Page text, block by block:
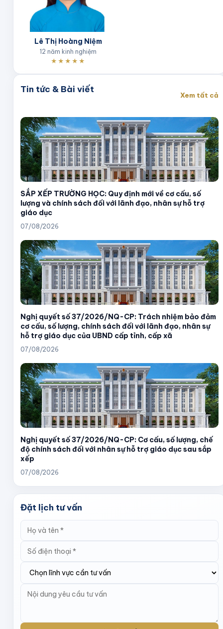
Lê Thị Hoàng Niệm
12 năm kinh nghiệm
★★★★★
Tin tức & Bài viết
Xem tất cả
SẮP XẾP TRƯỜNG HỌC: Quy định mới về cơ cấu, số
lượng và chính sách đối với lãnh đạo, nhân sự hỗ trợ
giáo dục
07/08/2026
Nghị quyết số 37/2026/NQ-CP: Trách nhiệm bảo đảm
cơ cấu, số lượng, chính sách đối với lãnh đạo, nhân sự
hỗ trợ giáo dục của UBND cấp tỉnh, cấp xã
07/08/2026
Nghị quyết số 37/2026/NQ-CP: Cơ cấu, số lượng, chế
độ chính sách đối với nhân sự hỗ trợ giáo dục sau sắp
xếp
07/08/2026
Đặt lịch tư vấn